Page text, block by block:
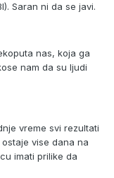
Saran ni da se javi.
nas, koja ga
nam da su ljudi
vreme svi rezultati
vise dana na
imati prilike da